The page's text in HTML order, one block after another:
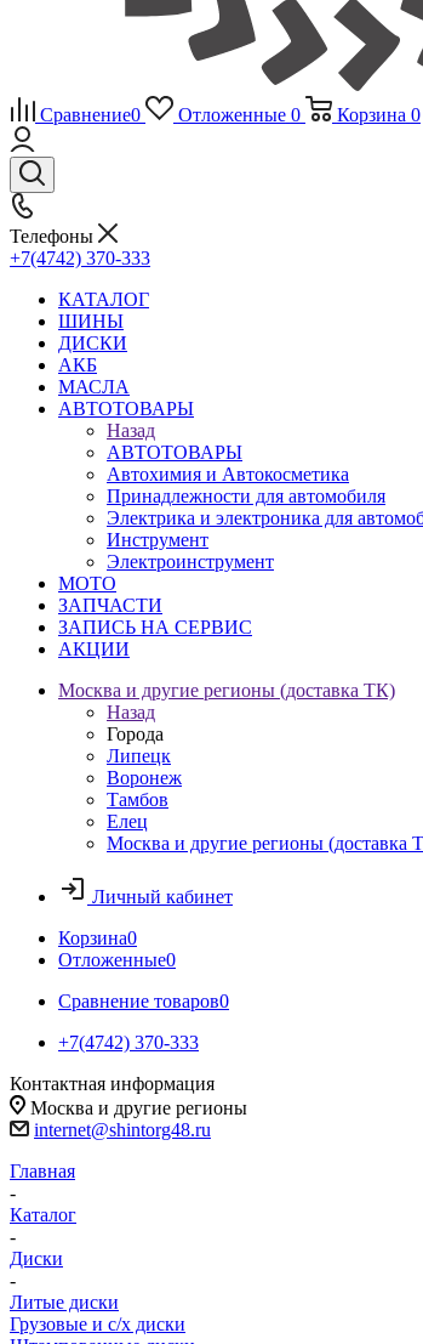
Сравнение0 Отложенные 0 Корзина 0
Телефоны
+7(4742) 370-333
КАТАЛОГ
ШИНЫ
ДИСКИ
АКБ
МАСЛА
АВТОТОВАРЫ
Назад
АВТОТОВАРЫ
Автохимия и Автокосметика
Принадлежности для автомобиля
Электрика и электроника для
Инструмент
Электроинструмент
МОТО
ЗАПЧАСТИ
ЗАПИСЬ НА СЕРВИС
АКЦИИ
Москва и другие регионы (доставка ТК)
Назад
Города
Липецк
Воронеж
Тамбов
Елец
Москва и другие регионы (доставка
Личный кабинет
Корзина0
Отложенные0
Сравнение товаров0
+7(4742) 370-333
Контактная информация
Москва и другие регионы
internet@shintorg48.ru
Главная
-
Каталог
-
Диски
-
Литые диски
Грузовые и с/х диски